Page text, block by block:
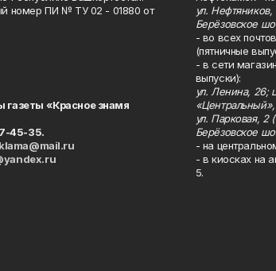
номер ПИ № ТУ 02 - 01880 от
газеты «Красное знамя
45-35.
ул.
Берёзовское
- во всех
(пятничные
- в сети
выпуски):
ул. Ленина, 26;
«Центральный»,
ул. Парковая, 2
Берёзовское
- на
- в киосках на
5.